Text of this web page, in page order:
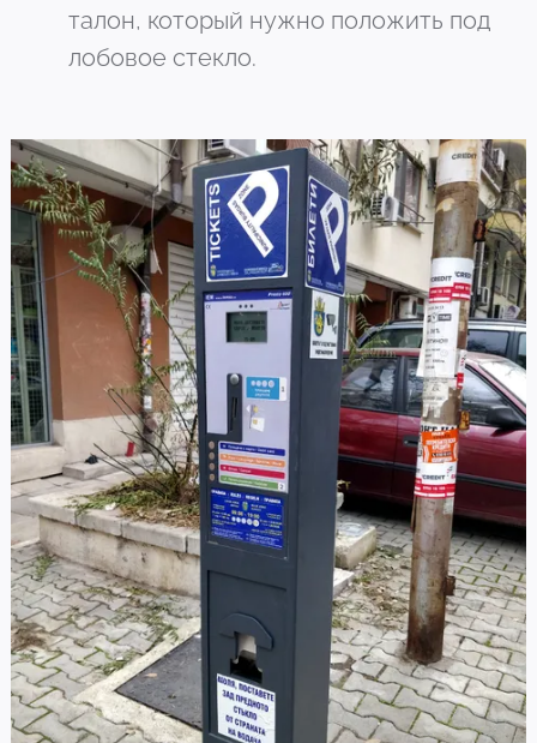
талон, который нужно положить под
лобовое стекло.